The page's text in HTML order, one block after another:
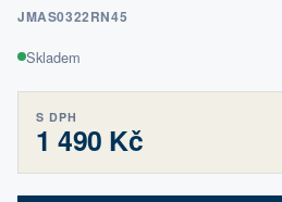
JMAS0322RN45
Skladem
S DPH
1 490 Kč